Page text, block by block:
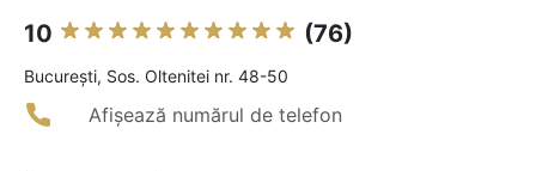
10 (76)
Bucureşti, Sos. Oltenitei nr. 48-50
Afișează numărul de telefon